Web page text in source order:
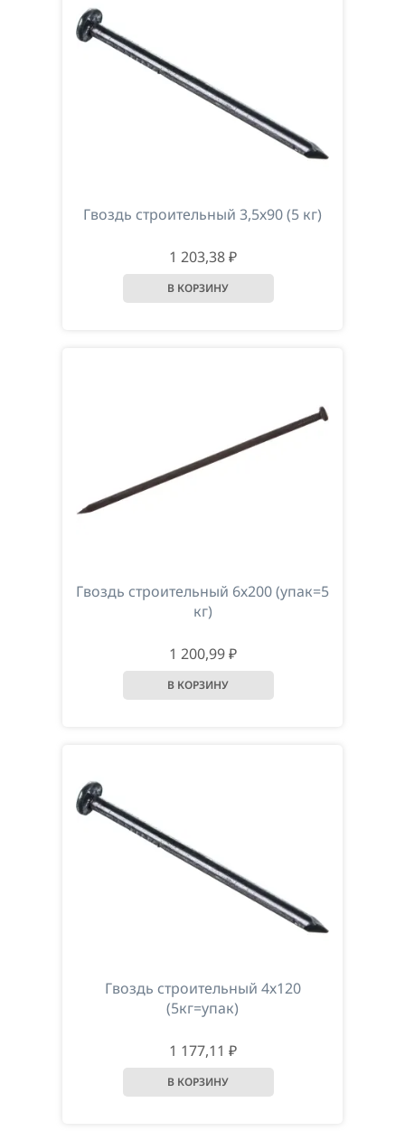
Гвоздь строительный 3,5х90 (5 кг)
1 203,38 ₽
Гвоздь строительный 6х200 (упак=5
кг)
1 200,99 ₽
Гвоздь строительный 4х120
(5кг=упак)
1 177,11 ₽